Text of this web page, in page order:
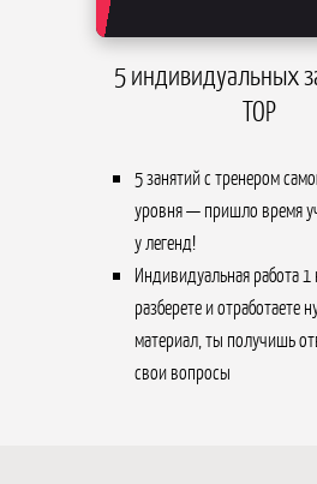
5 индивидуальных
TOP
5 занятий с тренером
уровня — пришло время
у легенд!
Индивидуальная работа
разберете и отработаете
материал, ты получишь
свои вопросы